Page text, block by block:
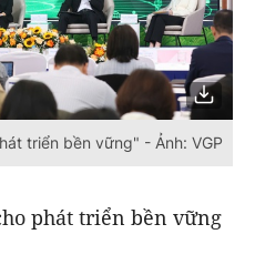
triển bền vững" - Ảnh: VGP
phát triển bền vững